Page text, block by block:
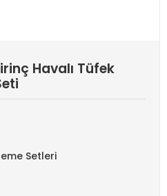
Havalı Tüfek
Setleri